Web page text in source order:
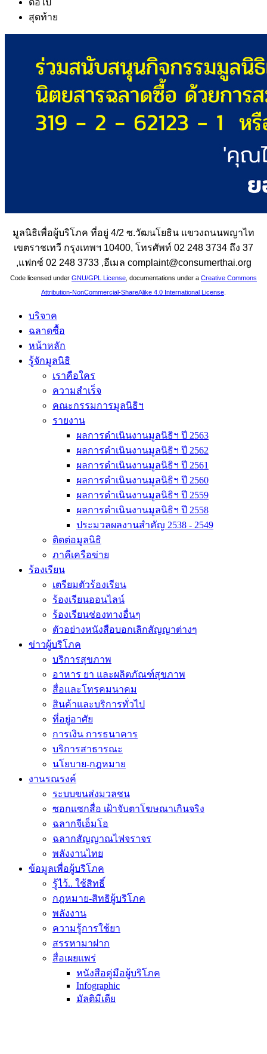
สุดท้าย
มูลนิธิเพื่อผู้บริโภค ที่อยู่ 4/2 ซ.วัฒนโยธิน แขวงถนนพญาไท
เขตราชเทวี กรุงเทพฯ 10400, โทรศัพท์ 02 248 3734 ถึง 37
,แฟกซ์ 02 248 3733 ,อีเมล complaint@consumerthai.org
Code licensed under GNU/GPL License , documentations under a Creative Commons
Attribution-NonCommercial-ShareAlike 4.0 International License
บริจาค
ฉลาดซื้อ
หน้าหลัก
รู้จักมูลนิธิ
เราคือใคร
ความสำเร็จ
คณะกรรมการมูลนิธิฯ
รายงาน
ผลการดำเนินงานมูลนิธิฯ ปี 2563
ผลการดำเนินงานมูลนิธิฯ ปี 2562
ผลการดำเนินงานมูลนิธิฯ ปี 2561
ผลการดำเนินงานมูลนิธิฯ ปี 2560
ผลการดำเนินงานมูลนิธิฯ ปี 2559
ผลการดำเนินงานมูลนิธิฯ ปี 2558
ประมวลผลงานสำคัญ 2538 - 2549
ติดต่อมูลนิธิ
ภาคีเครือข่าย
ร้องเรียน
เตรียมตัวร้องเรียน
ร้องเรียนออนไลน์
ร้องเรียนช่องทางอื่นๆ
ตัวอย่างหนังสือบอกเลิกสัญญาต่างๆ
ข่าวผู้บริโภค
บริการสุขภาพ
อาหาร ยา และผลิตภัณฑ์สุขภาพ
สื่อและโทรคมนาคม
สินค้าและบริการทั่วไป
ที่อยู่อาศัย
การเงิน การธนาคาร
บริการสาธารณะ
นโยบาย-กฎหมาย
งานรณรงค์
ระบบขนส่งมวลชน
ซอกแซกสื่อ เฝ้าจับตาโฆษณาเกินจริง
ฉลากจีเอ็มโอ
ฉลากสัญญาณไฟจราจร
พลังงานไทย
ข้อมูลเพื่อผู้บริโภค
รู้ไว้.. ใช้สิทธิ์
กฎหมาย-สิทธิผู้บริโภค
พลังงาน
ความรู้การใช้ยา
สรรหามาฝาก
สื่อเผยแพร่
หนังสือคู่มือผู้บริโภค
Infographic
มัลติมีเดีย